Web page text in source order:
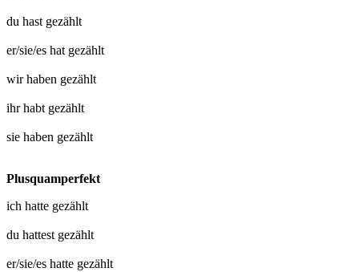
du hast gezählt
er/sie/es hat gezählt
wir haben gezählt
ihr habt gezählt
sie haben gezählt
Plusquamperfekt
ich hatte gezählt
du hattest gezählt
er/sie/es hatte gezählt